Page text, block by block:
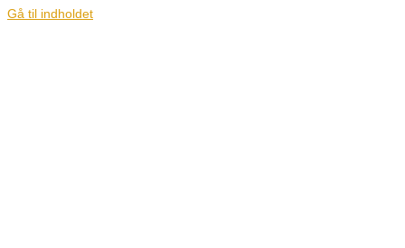
Gå til indholdet